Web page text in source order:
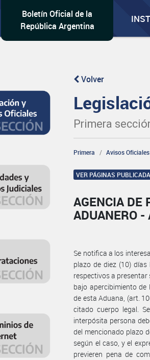
Boletín Oficial de la
República Argentina
Volver
Primera
Primera Avisos Oficiales
VER PÁGINAS
AGENCIA DE
ADUANERO -
Se notifica a los
plazo de diez (10)
respectivos a
bajo apercibimiento
de esta Aduana, (art.
citado cuerpo legal.
interpósita persona
del mencionado plazo
según el caso, y el
previeren pena de